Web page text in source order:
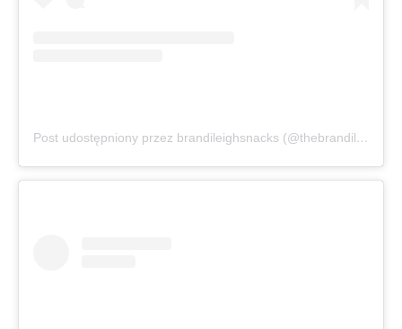
Post udostępniony przez brandileighsnacks (@thebrandileighsnacks)